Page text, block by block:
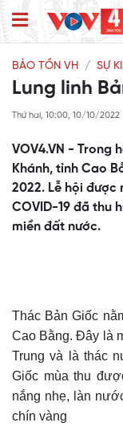
BẢO TỒN VH SỰ
Lung linh
Thứ hai, 10:00, 10/10/2022
VOV4.VN - Trong
Khánh, tỉnh Cao
2022. Lễ hội được
COVID-19 đã thu
miền đất nước.
Thác Bản Giốc
Cao Bằng. Đây là
Trung và là thác
Giốc mùa thu
nắng nhẹ, làn
chín vàng